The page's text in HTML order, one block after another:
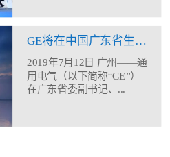
GE将在中国广东省生产制造12MW海上风机
2019年7月12日 广州——通
用电气（以下简称“GE”）
在广东省委副书记、...